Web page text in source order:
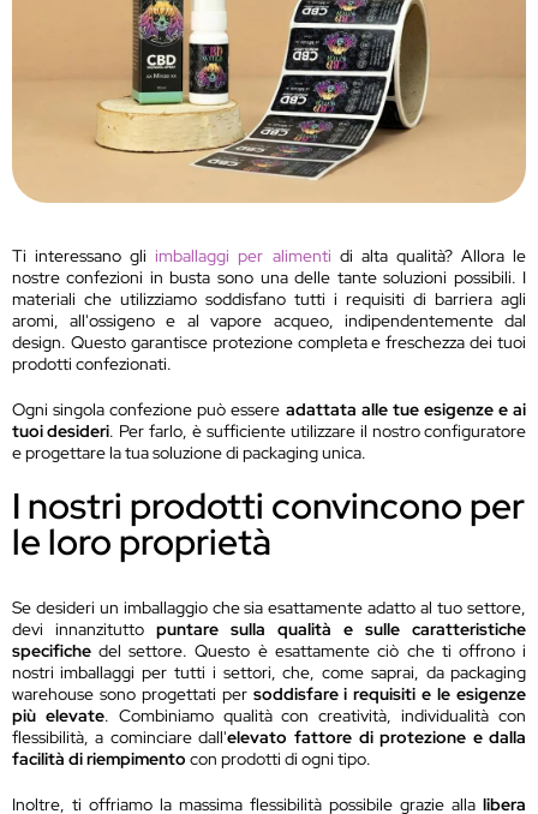
Ti interessano gli imballaggi per alimenti di alta qualità? Allora le
nostre confezioni in busta sono una delle tante soluzioni possibili. I
materiali che utilizziamo soddisfano tutti i requisiti di barriera agli
aromi, all'ossigeno e al vapore acqueo, indipendentemente dal
design. Questo garantisce protezione completa e freschezza dei tuoi
prodotti confezionati.
Ogni singola confezione può essere adattata alle tue esigenze e ai
tuoi desideri. Per farlo, è sufficiente utilizzare il nostro configuratore
e progettare la tua soluzione di packaging unica.
I nostri prodotti convincono per
le loro proprietà
Se desideri un imballaggio che sia esattamente adatto al tuo settore,
devi innanzitutto puntare sulla
qualità e sulle caratteristiche
specifichedel settore. Questo è esattamente ciò che ti offrono i
nostri imballaggi per tutti i settori, che, come saprai, da packaging
warehouse sono progettati per soddisfare i requisiti e le esigenze
più elevate. Combiniamo qualità con creatività, individualità con
flessibilità, a cominciare dall'elevato fattore di protezione e dalla
facilità di riempimento con prodotti di ogni tipo.
Inoltre, ti offriamo la massima flessibilità possibile grazie allalibera